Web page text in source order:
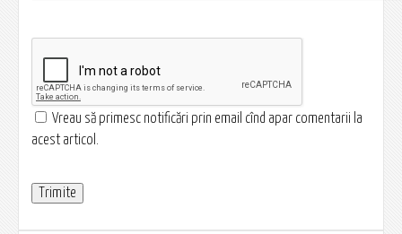
Vreau să primesc notificări prin email cînd apar comentarii la
acest articol.